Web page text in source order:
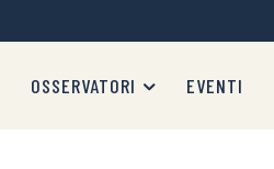
OSSERVATORI EVENTI